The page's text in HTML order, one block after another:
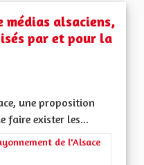
alsaciens,
par et pour la
une proposition
faire exister les...
: La Culture, l'Education et
de l'Alsace